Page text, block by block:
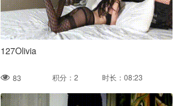
127Olivia
83 积分：2 时长：08:23